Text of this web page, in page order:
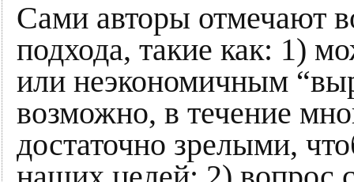
Сами авторы отмечают
подхода, такие как: 1)
или неэкономичным
возможно, в течение
достаточно зрелыми,